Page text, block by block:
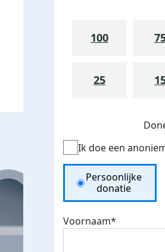
100
25
Ik doe een
Donation Type
Persoonlijke
donatie
Voornaam*